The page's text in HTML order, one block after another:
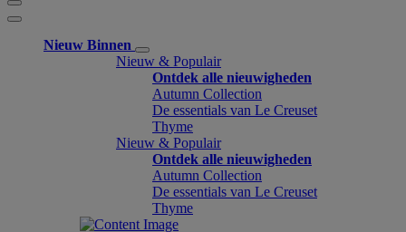
Nieuw Binnen
Nieuw & Populair
Ontdek alle nieuwigheden
Autumn Collection
De essentials van Le Creuset
Thyme
Nieuw & Populair
Ontdek alle nieuwigheden
Autumn Collection
De essentials van Le Creuset
Thyme